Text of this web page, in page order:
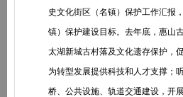
史文化街区（名镇）保护工作汇报
镇）保护建设目标。去年底，惠山
太湖新城古村落及文化遗存保护，
为转型发展提供科技和人才支撑；
桥、公共设施、轨道交通建设，开